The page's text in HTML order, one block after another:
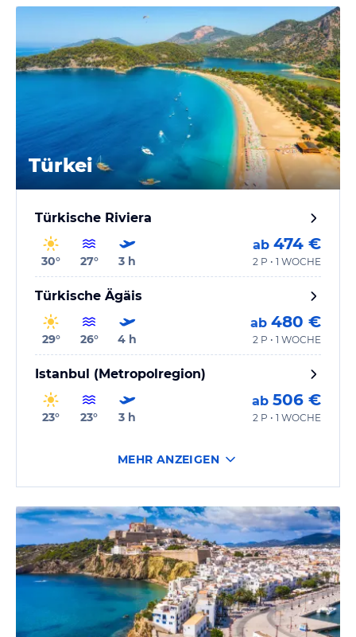
Türkei
Türkische Riviera
30° 27° 3 h
ab 474 €
2 P • 1 WOCHE
Türkische Ägäis
29° 26° 4 h
ab 480 €
2 P • 1 WOCHE
Istanbul (Metropolregion)
23° 23° 3 h
ab 506 €
2 P • 1 WOCHE
MEHR ANZEIGEN